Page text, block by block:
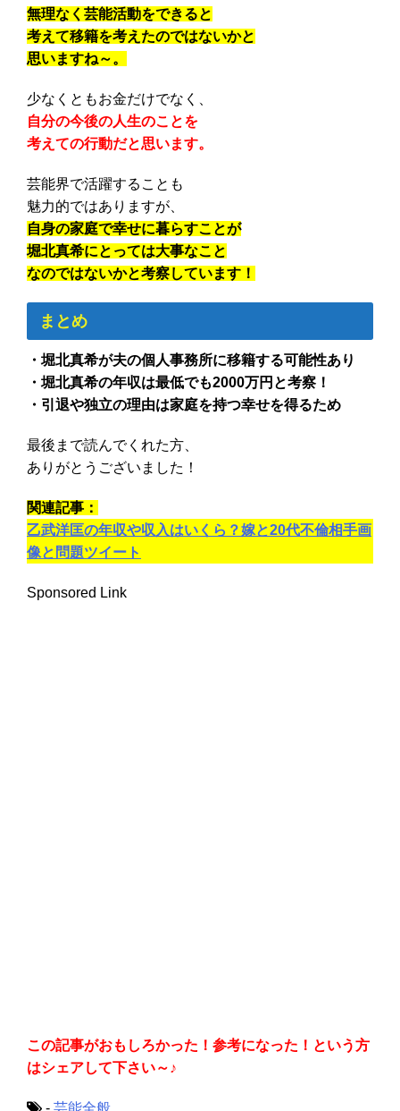
無理なく芸能活動をできると
考えて移籍を考えたのではないかと
思いますね～。
少なくともお金だけでなく、
自分の今後の人生のことを
考えての行動だと思います。
芸能界で活躍することも
魅力的ではありますが、
自身の家庭で幸せに暮らすことが
堀北真希にとっては大事なこと
なのではないかと考察しています！
まとめ
・堀北真希が夫の個人事務所に移籍する可能性あり
・堀北真希の年収は最低でも2000万円と考察！
・引退や独立の理由は家庭を持つ幸せを得るため
最後まで読んでくれた方、
ありがとうございました！
関連記事：
乙武洋匡の年収や収入はいくら？嫁と20代不倫相手画
像と問題ツイート
Sponsored Link
この記事がおもしろかった！参考になった！という方
はシェアして下さい～♪